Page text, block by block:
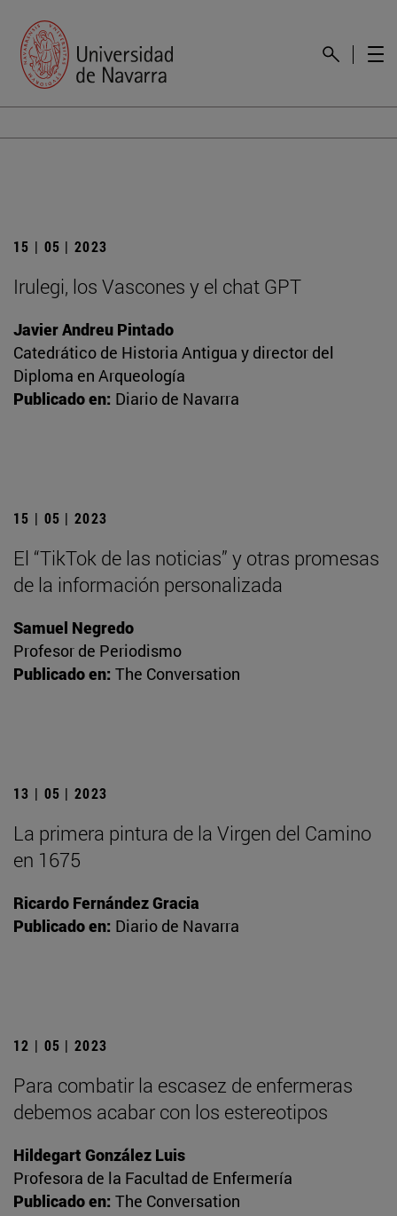
15 | 05 | 2023
Irulegi, los Vascones y el chat GPT
Javier Andreu Pintado
Catedrático de Historia Antigua y director del
Diploma en Arqueología
Publicado en: Diario de Navarra
15 | 05 | 2023
El “TikTok de las noticias” y otras promesas
de la información personalizada
Samuel Negredo
Profesor de Periodismo
Publicado en: The Conversation
13 | 05 | 2023
La primera pintura de la Virgen del Camino
en 1675
Ricardo Fernández Gracia
Publicado en: Diario de Navarra
12 | 05 | 2023
Para combatir la escasez de enfermeras
debemos acabar con los estereotipos
Hildegart González Luis
Profesora de la Facultad de Enfermería
Publicado en: The Conversation